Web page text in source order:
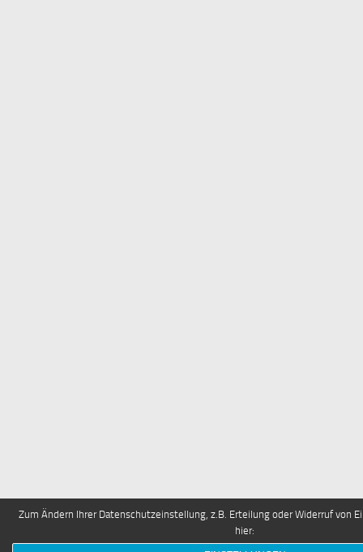
Zum Ändern Ihrer Datenschutzeinstellung, z.B. Erteilung oder Widerruf von
hier: